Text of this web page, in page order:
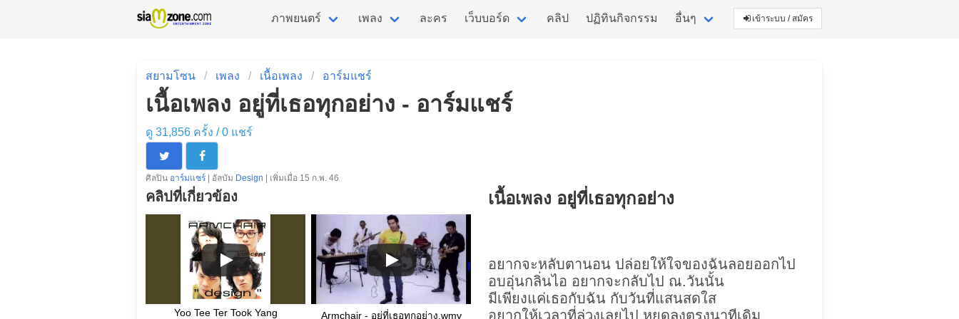
ภาพยนตร์ เพลง ละคร เว็บบอร์ด คลิป ปฏิทินกิจกรรม อื่นๆ เข้าระบบ / สมัคร
สยามโซน เพลง เนื้อเพลง อาร์มแชร์
เนื้อเพลง อยู่ที่เธอทุกอย่าง - อาร์มแชร์
ดู 31,856 ครั้ง /0 แชร์
ศิลปิน อาร์มแชร์ | อัลบัม Design | เพิ่มเมื่อ 15 ก.พ. 46
คลิปที่เกี่ยวข้อง
Yoo Tee Ter Took Yang Armchair - อยู่ที่เธอทุกอย่าง.wmv
เนื้อเพลง อยู่ที่เธอทุกอย่าง
อยากจะหลับตานอน ปล่อยให้ใจของฉันลอยออกไป
อบอุ่นกลิ่นไอ อยากจะกลับไป ณ.วันนั้น
มีเพียงแค่เธอกับฉัน กับวันที่แสนสดใส
อยากให้เวลาที่ล่วงเลยไป หยุดลงตรงนาทีเดิม